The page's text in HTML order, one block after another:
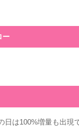
ー
日は100%増量も出現